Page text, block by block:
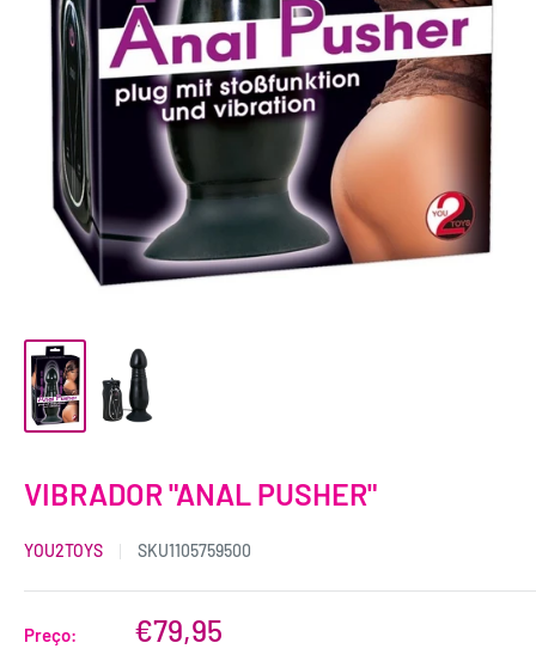
VIBRADOR "ANAL PUSHER"
YOU2TOYS SKU1105759500
Preço: €79,95